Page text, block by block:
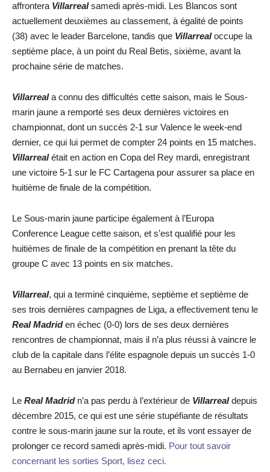
affrontera Villarrealsamedi après-midi. Les Blancos sont
actuellement deuxièmes au classement, à égalité de points
(38) avec le leader Barcelone, tandis que Villarrealoccupe la
septième place, à un point du Real Betis, sixième, avant la
prochaine série de matches.
Villarreala connu des difficultés cette saison, mais le Sous-
marin jaune a remporté ses deux dernières victoires en
championnat, dont un succès 2-1 sur Valence le week-end
dernier, ce qui lui permet de compter 24 points en 15 matches.
Villarrealétait en action en Copa del Rey mardi, enregistrant
une victoire 5-1 sur le FC Cartagena pour assurer sa place en
huitième de finale de la compétition.
Le Sous-marin jaune participe également à l’Europa
Conference League cette saison, et s’est qualifié pour les
huitièmes de finale de la compétition en prenant la tête du
groupe C avec 13 points en six matches.
Villarreal, qui a terminé cinquième, septième et septième de
ses trois dernières campagnes de Liga, a effectivement tenu le
Real Madriden échec (0-0) lors de ses deux dernières
rencontres de championnat, mais il n’a plus réussi à vaincre le
club de la capitale dans l’élite espagnole depuis un succès 1-0
au Bernabeu en janvier 2018.
Le Real Madridn’a pas perdu à l’extérieur de Villarrealdepuis
décembre 2015, ce qui est une série stupéfiante de résultats
contre le sous-marin jaune sur la route, et ils vont essayer de
prolonger ce record samedi après-midi. Pour tout savoir
concernant les sorties Sport, lisez ceci.